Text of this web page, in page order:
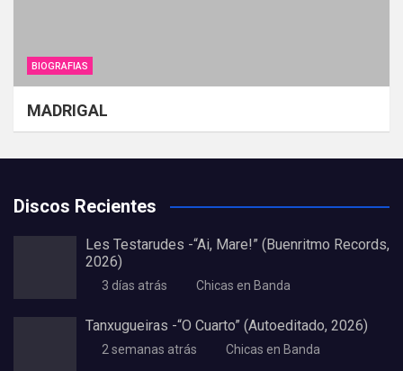
BIOGRAFIAS
MADRIGAL
Discos Recientes
Les Testarudes -“Ai, Mare!” (Buenritmo Records,
2026)
3 días atrás Chicas en Banda
Tanxugueiras -“O Cuarto” (Autoeditado, 2026)
2 semanas atrás Chicas en Banda